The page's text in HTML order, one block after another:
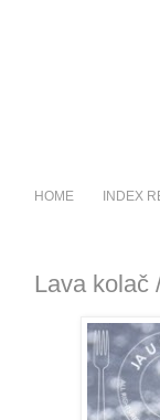
HOME INDEX
Lava kolač